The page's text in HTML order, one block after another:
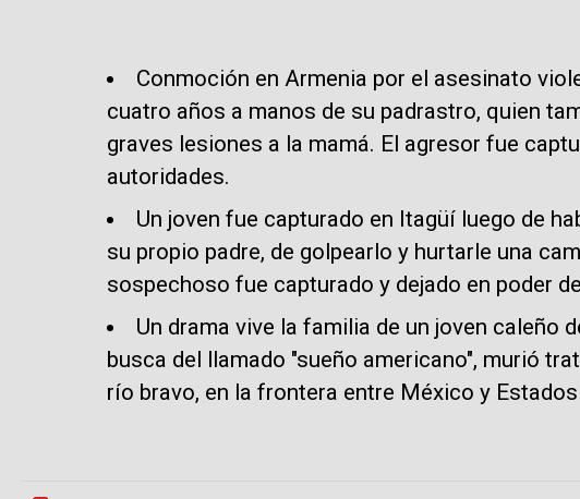
Conmoción en Armenia por el asesinato
cuatro años a manos de su padrastro, quien
graves lesiones a la mamá. El agresor fue
autoridades.
Un joven fue capturado en Itagüí luego de
su propio padre, de golpearlo y hurtarle una
sospechoso fue capturado y dejado en poder
Un drama vive la familia de un joven caleño
busca del llamado "sueño americano", murió
río bravo, en la frontera entre México y